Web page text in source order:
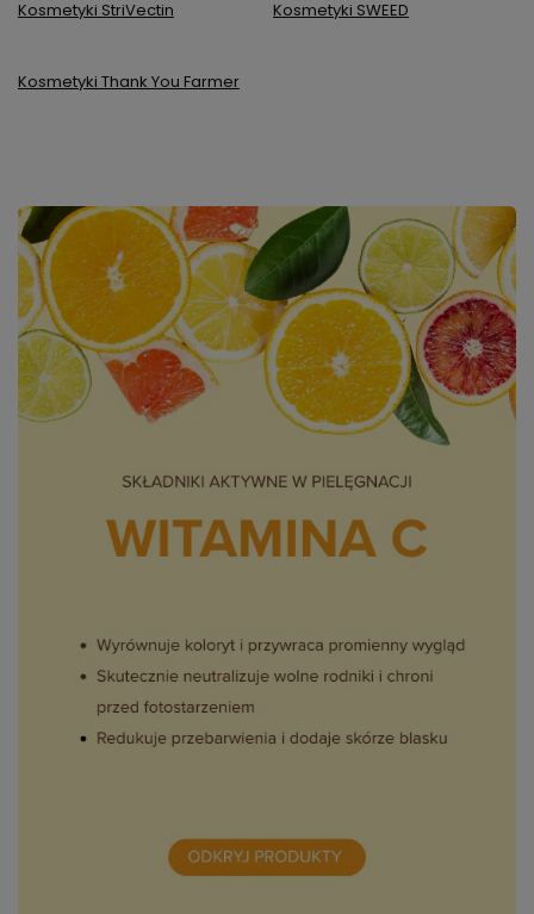
Kosmetyki StriVectin Kosmetyki SWEED
Kosmetyki Thank You Farmer